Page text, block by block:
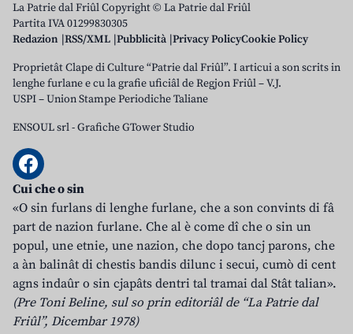
La Patrie dal Friûl Copyright © La Patrie dal Friûl
Partita IVA 01299830305
Redazion RSS/XML Pubblicità Privacy PolicyCookie Policy
Proprietât Clape di Culture “Patrie dal Friûl”. I articui a son scrits in
lenghe furlane e cu la grafie uficiâl de Regjon Friûl – V.J.
USPI – Union Stampe Periodiche Taliane
ENSOUL srl-Grafiche GTower Studio
Cui che o sin
«O sin furlans di lenghe furlane, che a son convints di fâ
part de nazion furlane. Che al è come dî che o sin un
popul, une etnie, une nazion, che dopo tancj parons, che
a àn balinât di chestis bandis dilunc i secui, cumò di cent
agns indaûr o sin cjapâts dentri tal tramai dal Stât talian».
(Pre Toni Beline, sul so prin editoriâl de “La Patrie dal
Friûl”, Dicembar 1978)